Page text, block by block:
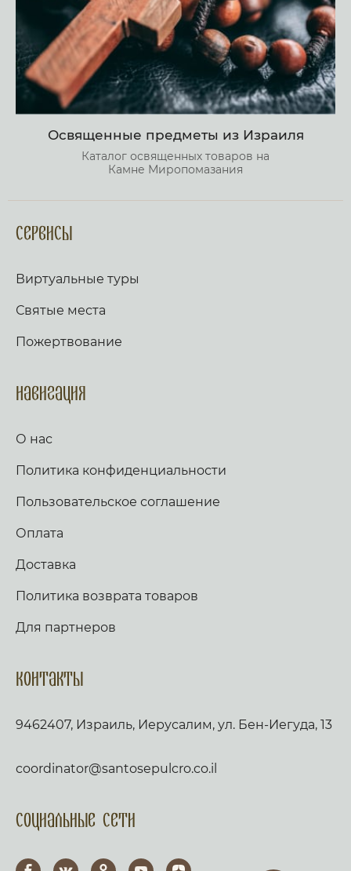
Освященные предметы из Израиля
Каталог освященных товаров на
Камне Миропомазания
Сервисы
Виртуальные туры
Святые места
Пожертвование
Навигация
О нас
Политика конфиденциальности
Пользовательское соглашение
Оплата
Доставка
Политика возврата товаров
Для партнеров
Контакты
9462407, Израиль, Иерусалим, ул. Бен-Иегуда, 13
coordinator@santosepulcro.co.il
Социальные сети